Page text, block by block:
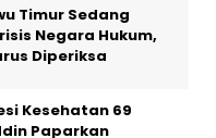
Timur Sedang
Negara Hukum,
Diperiksa
Kesehatan 69
Paparkan